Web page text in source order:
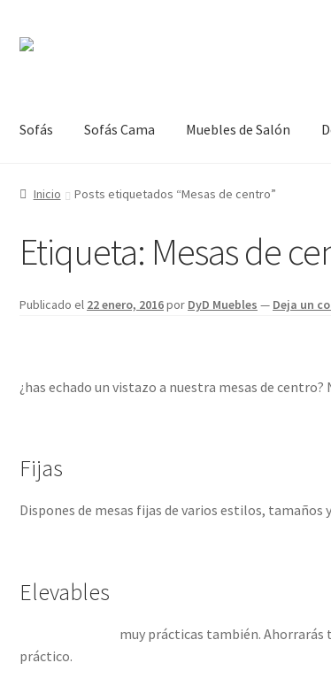
Ir
Ir
Sofás Sofás Cama Muebles de Salón
Inicio Posts etiquetados “Mesas de centro”
Etiqueta: Mesas de
Publicado el 22 enero, 2016por DyD Muebles — Deja un
¿has echado un vistazo a nuestra mesas de
Fijas
Dispones de mesas fijas de varios estilos,
Elevables
muy prácticas también. Ahorrarás
práctico.